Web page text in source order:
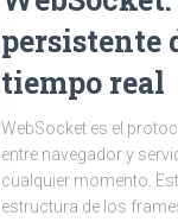
persistente
tiempo real
WebSocket es el
entre navegador y
cualquier momento.
estructura de los